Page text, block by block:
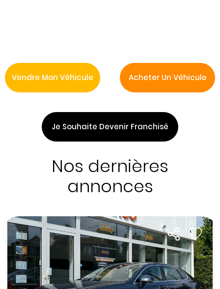
Vendre Mon Véhicule Acheter Un Véhicule
Je Souhaite Devenir Franchisé
Nos dernières
annonces